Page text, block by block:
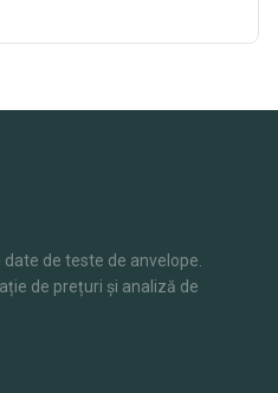
de teste de anvelope.
de prețuri și analiză de